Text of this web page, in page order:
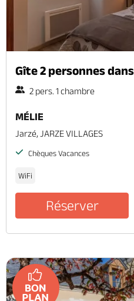
Gîte 2 personnes
2 pers. 1 chambre
MÉLIE
Jarzé, JARZE VILLAGES
Chèques Vacances
WiFi
Réserver